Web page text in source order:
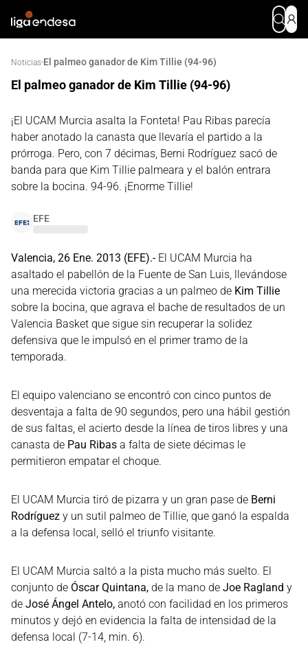
Noticias·El palmeo ganador de Kim Tillie (94-96)
El palmeo ganador de Kim Tillie (94-96)
¡El UCAM Murcia asalta la Fonteta! Pau Ribas parecía
haber anotado la canasta que llevaría el partido a la
prórroga. Pero, con 7 décimas, Berni Rodríguez sacó de
banda para que Kim Tillie palmeara y el balón entrara
sobre la bocina. 94-96. ¡Enorme Tillie!
EFE
Valencia, 26 Ene. 2013 (EFE).-El UCAM Murcia ha
asaltado el pabellón de la Fuente de San Luis, llevándose
una merecida victoria gracias a un palmeo de Kim Tillie
sobre la bocina, que agrava el bache de resultados de un
Valencia Basket que sigue sin recuperar la solidez
defensiva que le impulsó en el primer tramo de la
temporada.
El equipo valenciano se encontró con cinco puntos de
desventaja a falta de 90 segundos, pero una hábil gestión
de sus faltas, el acierto desde la línea de tiros libres y una
canasta de Pau Ribas a falta de siete décimas le
permitieron empatar el choque.
El UCAM Murcia tiró de pizarra y un gran pase de Berni
Rodríguez y un sutil palmeo de Tillie, que ganó la espalda
a la defensa local, selló el triunfo visitante.
El UCAM Murcia saltó a la pista mucho más suelto. El
conjunto de Óscar Quintana, de la mano de Joe Ragland y
de José Ángel Antelo, anotó con facilidad en los primeros
minutos y dejó en evidencia la falta de intensidad de la
defensa local (7-14, min. 6).